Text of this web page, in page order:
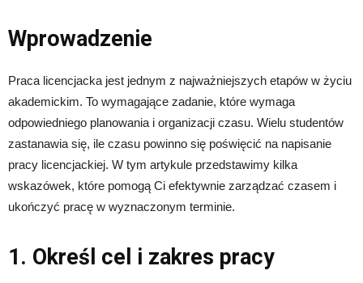
Wprowadzenie
Praca licencjacka jest jednym z najważniejszych etapów w życiu
akademickim. To wymagające zadanie, które wymaga
odpowiedniego planowania i organizacji czasu. Wielu studentów
zastanawia się, ile czasu powinno się poświęcić na napisanie
pracy licencjackiej. W tym artykule przedstawimy kilka
wskazówek, które pomogą Ci efektywnie zarządzać czasem i
ukończyć pracę w wyznaczonym terminie.
1. Określ cel i zakres pracy